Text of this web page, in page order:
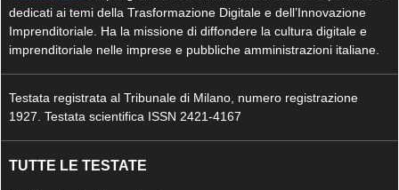
Nextwork360è il più grande network in Italia di testate e portali B2B
dedicati ai temi della Trasformazione Digitale e dell’Innovazione